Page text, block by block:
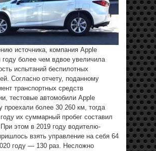
источника, компания Apple
более чем вдвое увеличила
испытаний беспилотных
Согласно отчету, поданному
транспортных средств
тестовые автомобили Apple
проехали более 30 260 км, тогда
их суммарный пробег составил
этом в 2019 году водителю-
взять управление на себя 64
году — 130 раз. Несложно